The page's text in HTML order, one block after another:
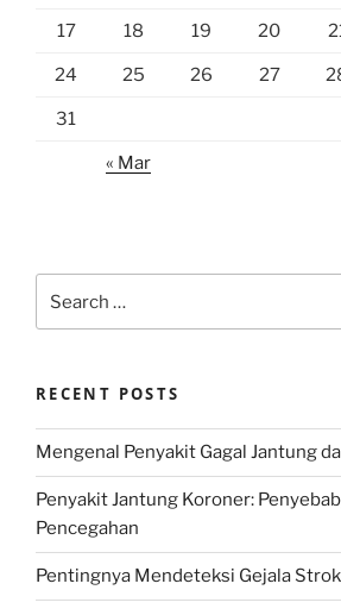
17 18 19 20
24 25 26 27
31
« Mar
for:
RECENT POSTS
Mengenal Penyakit Gagal Jantung
Penyakit Jantung Koroner:
Pencegahan
Pentingnya Mendeteksi Gejala